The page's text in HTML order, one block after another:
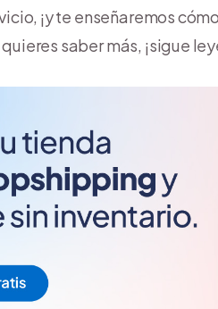
¡y te enseñaremos
quieres saber más, ¡sigue